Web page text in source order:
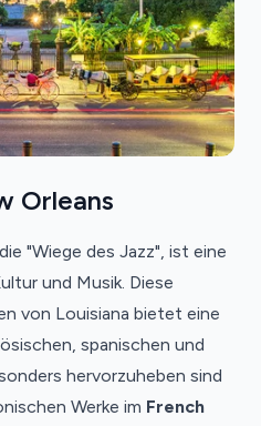
Orleans
"Wiege des Jazz", ist eine
und Musik. Diese
von Louisiana bietet eine
spanischen und
hervorzuheben sind
Werke im French